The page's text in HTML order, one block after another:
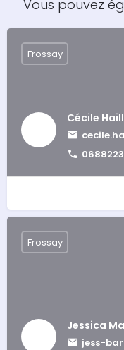
Vous pouvez
Cécile
Frossay
Jessica
jess-
Frossay